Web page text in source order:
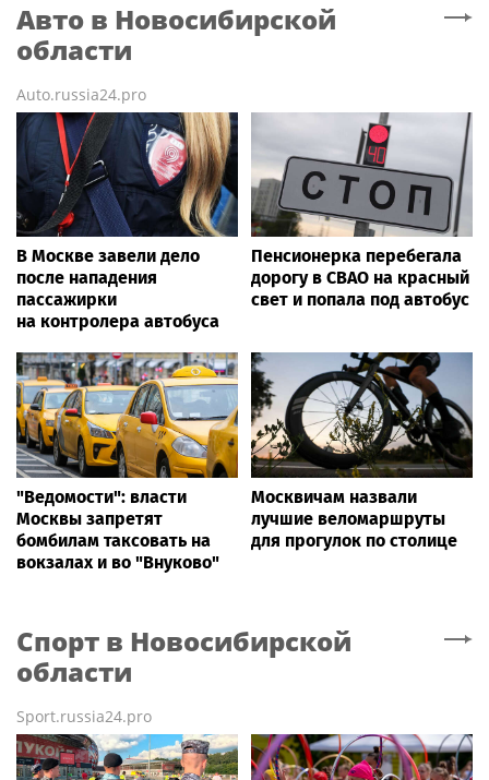
Авто в Новосибирской
области
Auto.russia24.pro
В Москве завели дело
после нападения
пассажирки
на контролера автобуса
Пенсионерка перебегала
дорогу в СВАО на красный
свет и попала под автобус
"Ведомости": власти
Москвы запретят
бомбилам таксовать на
вокзалах и во "Внуково"
Москвичам назвали
лучшие веломаршруты
для прогулок по столице
Спорт в Новосибирской
области
Sport.russia24.pro